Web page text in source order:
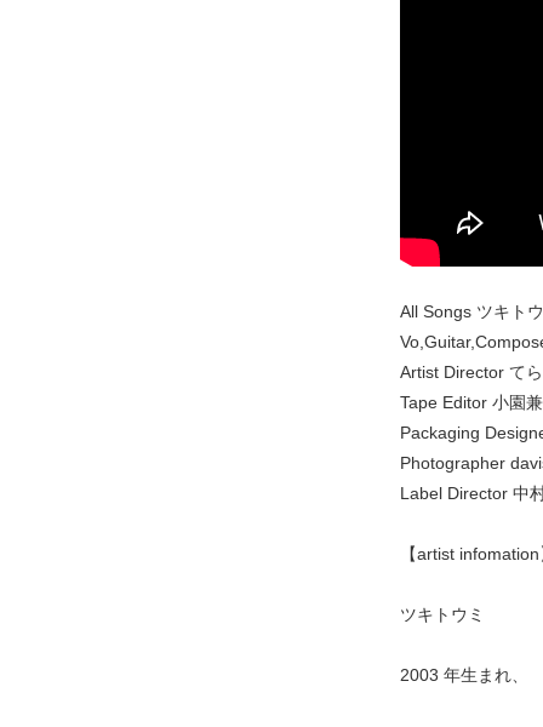
All Songs ツキト
Artist Director てら
Tape Editor 小園
Packaging
Photographer
Label Director 中
【artist
ツキトウミ
2003 年生まれ、